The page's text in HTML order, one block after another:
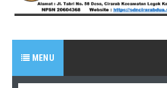
MENU